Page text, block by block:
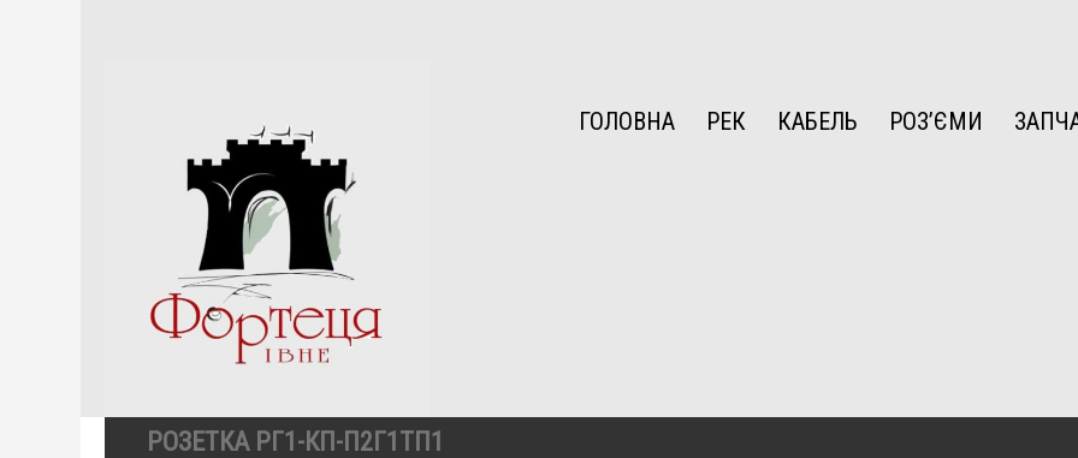
ГОЛОВНА РЕК КАБЕЛЬ РОЗ’ЄМИ
РОЗЕТКА РГ1-КП-П2Г1ТП1